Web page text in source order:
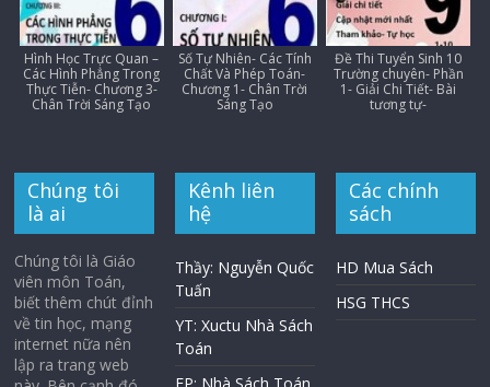
Hình Học Trực Quan –
Các Hình Phẳng Trong
Thực Tiễn- Chương 3-
Chân Trời Sáng Tạo
Số Tự Nhiên- Các Tính
Chất Và Phép Toán-
Chương 1- Chân Trời
Sáng Tạo
Đề Thi Tuyển Sinh 10
Trường chuyên- Phần
1- Giải Chi Tiết- Bài
tương tự-
Chúng tôi
là ai
Chúng tôi là Giáo
viên môn Toán,
biết thêm chút đỉnh
về tin học, mạng
internet nữa nên
lập ra trang web
Kênh liên
hệ
Thầy: Nguyễn Quốc
Tuấn
YT: Xuctu Nhà Sách
Toán
FP: Nhà Sách Toán
Các chính
sách
HD Mua Sách
HSG THCS